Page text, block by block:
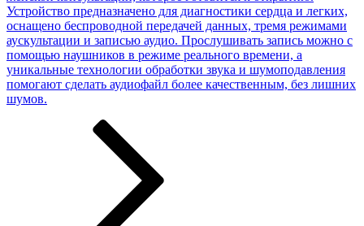
Устройство предназначено для диагностики сердца и легких,
оснащено беспроводной передачей данных, тремя режимами
аускультации и записью аудио. Прослушивать запись можно с
помощью наушников в режиме реального времени, а
уникальные технологии обработки звука и шумоподавления
помогают сделать аудиофайл более качественным, без лишних
шумов.